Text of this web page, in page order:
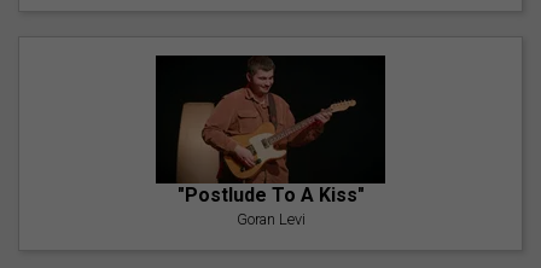
"Postlude To A Kiss"
Goran Levi